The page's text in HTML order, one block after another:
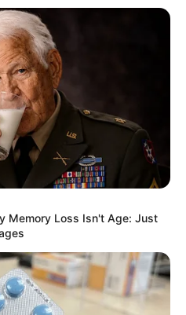
Memory Loss Isn't Age: Just